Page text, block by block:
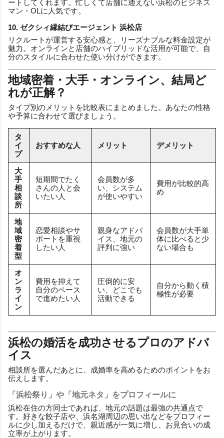
ートしてくれます。忙しくて店舗に通えない浜松のビジネス
マン・OLに人気です。
10. ゼクシィ縁結びエージェント 浜松店
リクルートが運営する安心感と、リーズナブルな料金設定が
魅力。オンラインと店舗のハイブリッドな活用が可能で、自
分のスタイルに合わせた使い分けができます。
地域密着・大手・オンライン、結局ど
れが正解？
タイプ別のメリットを比較表にまとめました。あなたの性格
や予算に合わせて選びましょう。
タ
イ
プ
おすすめな人 メリット デメリット
大
手
相
談
所
短期間でたく
さんの人と会
いたい人
会員数が多
い、システム
が使いやすい
費用が比較的高
め
地
域
密
着
型
恋愛相談やサ
ポートを重視
したい人
親身なアドバ
イス、地元の
評判に強い
会員数が大手単
体に比べると少
ない場合も
オ
ン
ラ
イ
ン
費用を抑えて
自分のペース
で進めたい人
圧倒的に安
い、どこでも
活動できる
自分から動く積
極性が必要
浜松の婚活を成功させるプロのアドバ
イス
相談所を選んだあとに、成婚率を高めるためのポイントをお
伝えします。
「浜松祭り」や「地元ネタ」をプロフィールに
浜松在住の方同士であれば、地元の話題は最強の共通点で
す。好きな餃子店や、浜名湖周辺の思い出などをプロフィー
ルに少し加えるだけで、親近感が一気に増し、お見合いの成
立率が上がります。